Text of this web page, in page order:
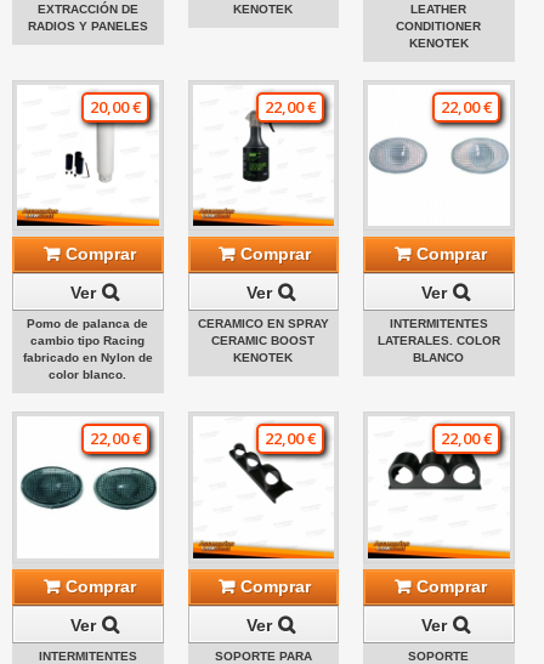
EXTRACCIÓN DE
RADIOS Y PANELES
KENOTEK
LEATHER
CONDITIONER
KENOTEK
20,00 €
Comprar
Ver
Pomo de palanca de
cambio tipo Racing
fabricado en Nylon de
color blanco.
22,00 €
Comprar
Ver
CERAMICO EN SPRAY
CERAMIC BOOST
KENOTEK
22,00 €
Comprar
Ver
INTERMITENTES
LATERALES. COLOR
BLANCO
22,00 €
Comprar
Ver
INTERMITENTES
22,00 €
Comprar
Ver
SOPORTE PARA
22,00 €
Comprar
Ver
SOPORTE